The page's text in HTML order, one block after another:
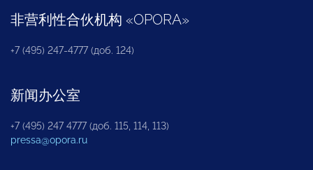
非营利性合伙机构 «OPORA»
+7 (495) 247-4777 (доб. 124)
新闻办公室
+7 (495) 247 4777 (доб. 115, 114, 113)
pressa@opora.ru